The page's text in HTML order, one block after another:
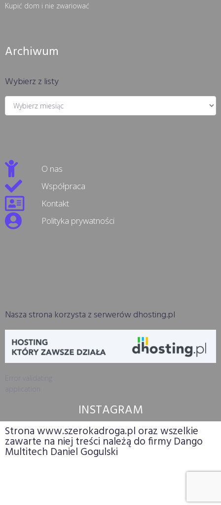
Kupić dom i nie zwariować
Archiwum
Wybierz z listy
O nas
Współpraca
Kontakt
Polityka prywatności
Nasza strona korzysta z serwerów dhosting.pl
INSTAGRAM
Strona www.szerokadroga.pl oraz wszelkie
zawarte na niej treści należą do firmy Dango
Multitech Daniel Gogulski